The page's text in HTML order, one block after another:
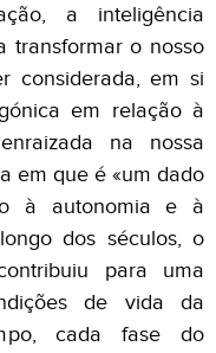
a inteligência
transformar o nosso
considerada, em si
em relação à
na nossa
em que é «um dado
à autonomia e à
dos séculos, o
para uma
de vida da
cada fase do